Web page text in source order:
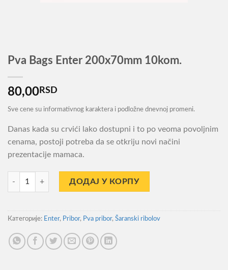
Pva Bags Enter 200x70mm 10kom.
80,00RSD
Sve cene su informativnog karaktera i podložne dnevnoj promeni.
Danas kada su crvići lako dostupni i to po veoma povoljnim
cenama, postoji potreba da se otkriju novi načini
prezentacije mamaca.
Pva Bags Enter 200x70mm 10kom. количина
ДОДАЈ У КОРПУ
Категорије: Enter, Pribor, Pva pribor, Šaranski ribolov